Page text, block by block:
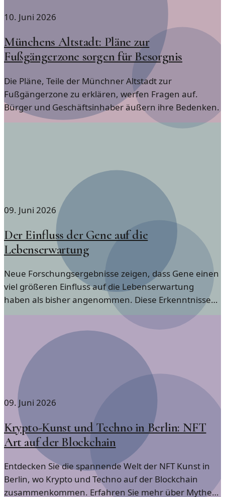
10. Juni 2026
Münchens Altstadt: Pläne zur
Fußgängerzone sorgen für Besorgnis
Die Pläne, Teile der Münchner Altstadt zur
Fußgängerzone zu erklären, werfen Fragen auf.
Bürger und Geschäftsinhaber äußern ihre Bedenken.
09. Juni 2026
Der Einfluss der Gene auf die
Lebenserwartung
Neue Forschungsergebnisse zeigen, dass Gene einen
viel größeren Einfluss auf die Lebenserwartung
haben als bisher angenommen. Diese Erkenntnisse
eröffnen neue Perspektiven in der Longevity-
09. Juni 2026
Krypto-Kunst und Techno in Berlin: NFT
Art auf der Blockchain
Entdecken Sie die spannende Welt der NFT Kunst in
Berlin, wo Krypto und Techno auf der Blockchain
zusammenkommen. Erfahren Sie mehr über Mythen